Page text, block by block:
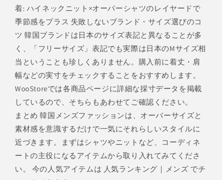
着: ハイネックニット×オーバーシャツのレイヤードで
季節感をプラス 失敗しないブランド・サイズ選びのコ
ツ 韓国ブランドは日本のサイズ表記と異なることが多
く、「フリーサイズ」表記でも実際は日本のMサイズ相
当ということも珍しくありません。購入前に着丈・肩
幅などの実寸をチェックすることをおすすめします。
WooStoreでは各商品ページに詳細な採寸データを掲載
しているので、そちらもあわせてご確認ください。
まとめ 韓国メンズファッションは、オーバーサイズと
素材感を意識するだけで一気にそれらしいスタイルに
近づきます。まずはシャツやニットなど、コーディネ
ートの主役になるアイテムから取り入れてみてくださ
い。 今の人気アイテムは 人気ランキング｜メンズ でチ